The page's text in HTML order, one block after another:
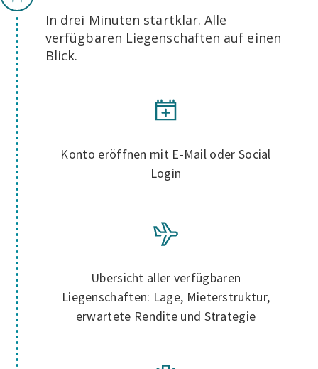
In drei Minuten startklar. Alle
verfügbaren Liegenschaften auf einen
Blick.
Konto eröffnen mit E-Mail oder Social
Login
Übersicht aller verfügbaren
Liegenschaften: Lage, Mieterstruktur,
erwartete Rendite und Strategie